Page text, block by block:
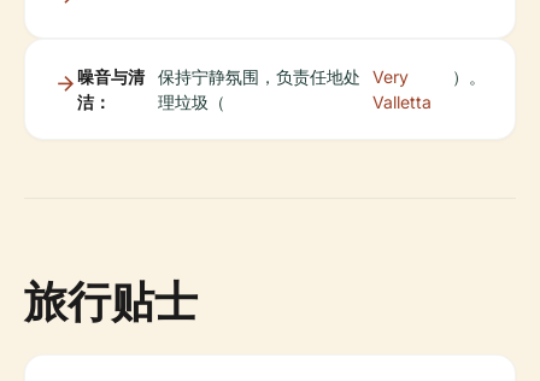
噪音与清
洁：
保持宁静氛围，负责任地处
理垃圾（
Very
Valletta
）。
旅行贴士